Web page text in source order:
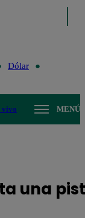
Dólar
vivo MENÚ
una